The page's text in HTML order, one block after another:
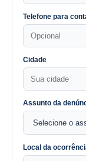
Telefone para
Cidade
Assunto da
Local da